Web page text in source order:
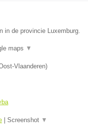
in de provincie Luxemburg.
maps ▼
Vlaanderen)
Screenshot ▼